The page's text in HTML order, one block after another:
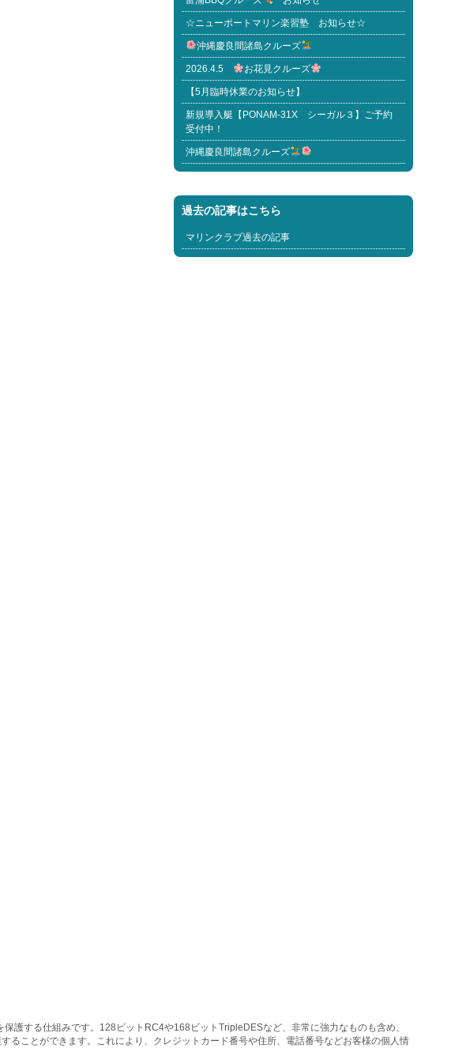
☆ニューポートマリン楽習塾 お知らせ☆
沖縄慶良間諸島クルーズ
2026.4.5 お花見クルーズ
【5月臨時休業のお知らせ】
新規導入艇【PONAM-31X シーガル３】ご予約
受付中！
沖縄慶良間諸島クルーズ
過去の記事はこちら
マリンクラブ過去の記事
護する仕組みです。128ビットRC4や168ビットTripleDESなど、非常に強力なものも含め、
ことができます。これにより、クレジットカード番号や住所、電話番号などお客様の個人情